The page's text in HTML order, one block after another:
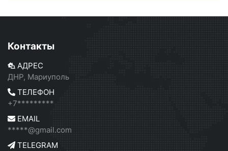
Контакты
АДРЕС
ДНР, Мариуполь
ТЕЛЕФОН
+7*********
EMAIL
*****@gmail.com
TELEGRAM